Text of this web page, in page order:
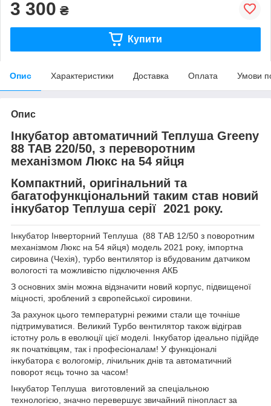
3 300 ₴
Купити
Опис Характеристики Доставка Оплата Умови
Опис
Інкубатор автоматичний Теплуша Greeny
88 ТАВ 220/50, з переворотним
механізмом Люкс на 54 яйця
Компактний, оригінальний та
багатофункціональний таким став новий
інкубатор Теплуша серії 2021 року.
Інкубатор Інверторний Теплуша (88 ТАВ 12/50 з поворотним
механізмом Люкс на 54 яйця) модель 2021 року, імпортна
сировина (Чехія), турбо вентилятор із вбудованим датчиком
вологості та можливістю підключення АКБ
З основних змін можна відзначити новий корпус, підвищеної
міцності, зроблений з європейської сировини.
За рахунок цього температурні режими стали ще точніше
підтримуватися. Великий Турбо вентилятор також відіграв
істотну роль в еволюції цієї моделі. Інкубатор ідеально підійде
як початківцям, так і професіоналам! У функціоналі
інкубатора є вологомір, лічильник днів та автоматичний
поворот яєць точно за часом!
Інкубатор Теплуша виготовлений за спеціальною
технологією, значно перевершує звичайний пінопласт за